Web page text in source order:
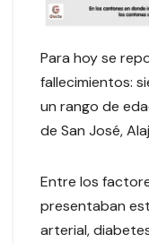
Para hoy se
fallecimientos:
un rango de
de San José,
Entre los
presentaban
arterial,